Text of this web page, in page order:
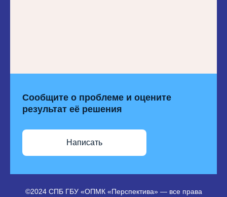
Сообщите о проблеме и оцените
результат её решения
Написать
©2024 СПБ ГБУ «ОПМК «Перспектива» — все права